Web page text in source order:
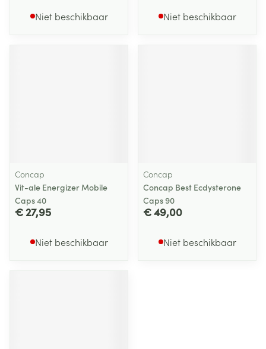
Niet beschikbaar Niet beschikbaar
Concap
Vit-ale Energizer Mobile
Caps 40
€ 27,95
Niet beschikbaar
Concap
Concap Best Ecdysterone
Caps 90
€ 49,00
Niet beschikbaar